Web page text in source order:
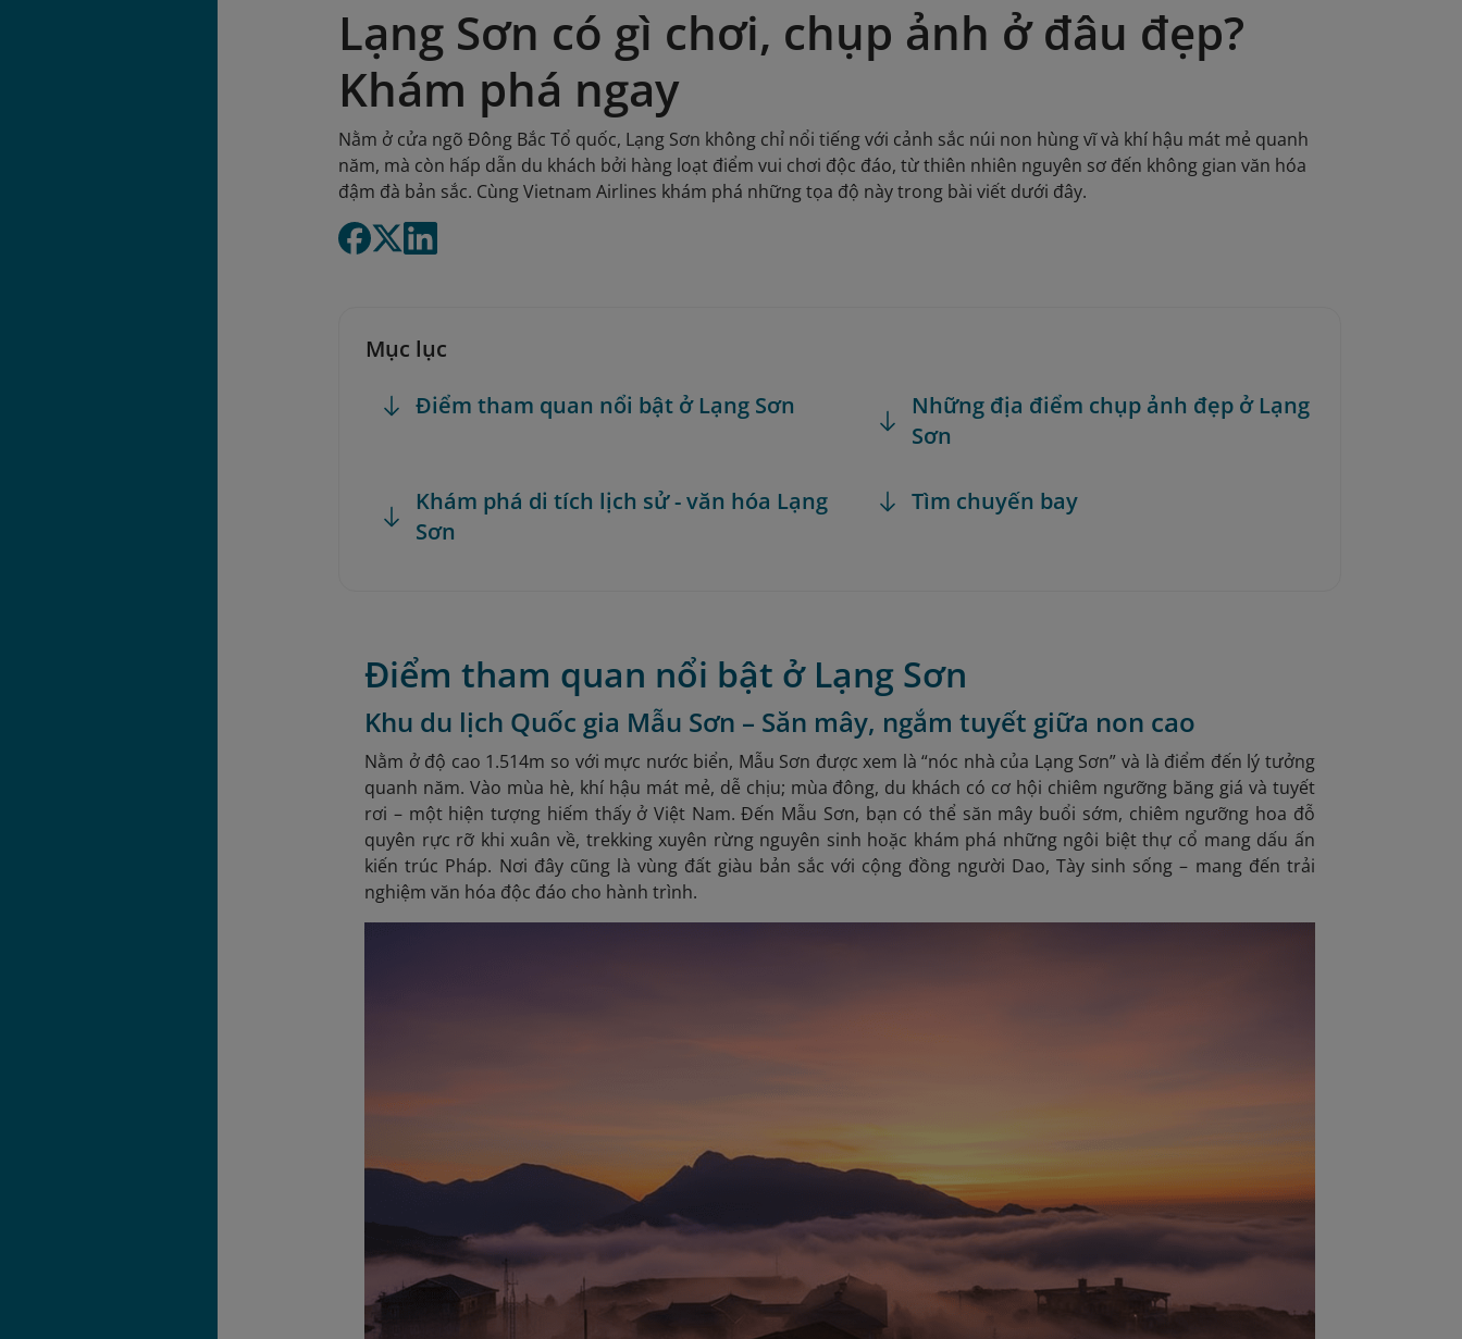
Lạng Sơn có gì chơi, chụp ảnh ở đâu đẹp?
Khám phá ngay
Nằm ở cửa ngõ Đông Bắc Tổ quốc, Lạng Sơn không chỉ nổi tiếng với cảnh sắc núi non hùng vĩ và khí hậu mát mẻ quanh
năm, mà còn hấp dẫn du khách bởi hàng loạt điểm vui chơi độc đáo, từ thiên nhiên nguyên sơ đến không gian văn hóa
đậm đà bản sắc. Cùng Vietnam Airlines khám phá những tọa độ này trong bài viết dưới đây.
Mục lục
Điểm tham quan nổi bật ở Lạng Sơn
Khám phá di tích lịch sử - văn hóa Lạng
Sơn
Những địa điểm chụp ảnh đẹp ở Lạng
Sơn
Tìm chuyến bay
Điểm tham quan nổi bật ở Lạng Sơn
Khu du lịch Quốc gia Mẫu Sơn – Săn mây, ngắm tuyết giữa non cao
Nằm ở độ cao 1.514m so với mực nước biển, Mẫu Sơn được xem là “nóc nhà của Lạng Sơn” và là điểm đến lý tưởng
quanh năm. Vào mùa hè, khí hậu mát mẻ, dễ chịu; mùa đông, du khách có cơ hội chiêm ngưỡng băng giá và tuyết
rơi – một hiện tượng hiếm thấy ở Việt Nam. Đến Mẫu Sơn, bạn có thể săn mây buổi sớm, chiêm ngưỡng hoa đỗ
quyên rực rỡ khi xuân về, trekking xuyên rừng nguyên sinh hoặc khám phá những ngôi biệt thự cổ mang dấu ấn
kiến trúc Pháp. Nơi đây cũng là vùng đất giàu bản sắc với cộng đồng người Dao, Tày sinh sống – mang đến trải
nghiệm văn hóa độc đáo cho hành trình.